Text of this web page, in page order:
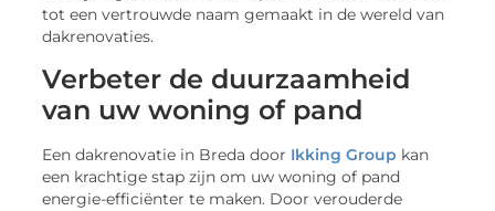
tot een vertrouwde naam gemaakt in de wereld van
dakrenovaties.
Verbeter de duurzaamheid
van uw woning of pand
Een dakrenovatie in Breda door Ikking Group kan
een krachtige stap zijn om uw woning of pand
energie-efficiënter te maken. Door verouderde